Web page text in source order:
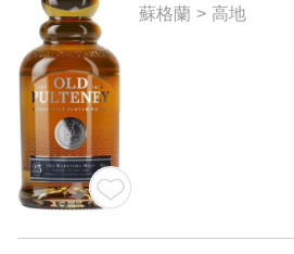
蘇格蘭 > 高地